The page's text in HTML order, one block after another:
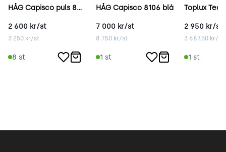
HÅG Capisco puls 8010 grå
2 600 kr/st
3 250 kr/st
8 st
HÅG Capisco 8106 blå
7 000 kr/st
8 750 kr/st
1 st
Toplux
2 950 kr/st
3 687.50kr/st
1 st